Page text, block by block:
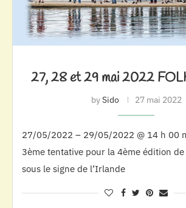
27, 28 et 29 mai 2022
bySido 27 mai 2022
27/05/2022 – 29/05/2022 @ 14 h 00
3ème tentative pour la 4ème édition de
sous le signe de l’Irlande